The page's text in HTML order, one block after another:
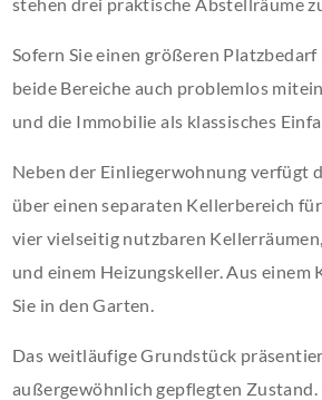
Sofern Sie einen größeren Platzbedarf
beide Bereiche auch problemlos
und die Immobilie als klassisches
Neben der Einliegerwohnung verfügt
über einen separaten Kellerbereich
vier vielseitig nutzbaren
und einem Heizungskeller. Aus einem
Sie in den Garten.
Das weitläufige Grundstück
außergewöhnlich gepflegten